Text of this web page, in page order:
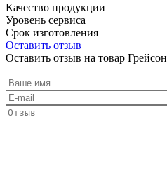
Качество продукции
Уровень сервиса
Срок изготовления
Оставить отзыв
Оставить отзыв на товар Грейсон